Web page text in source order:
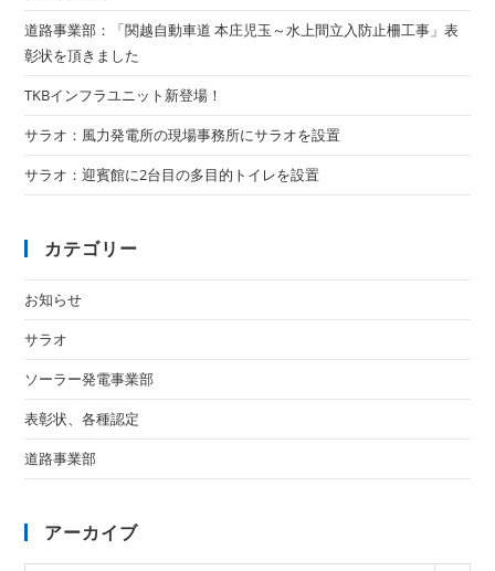
道路事業部：「関越自動車道 本庄児玉～水上間立入防止柵工事」表
彰状を頂きました
TKBインフラユニット新登場！
サラオ：風力発電所の現場事務所にサラオを設置
サラオ：迎賓館に2台目の多目的トイレを設置
カテゴリー
お知らせ
サラオ
ソーラー発電事業部
表彰状、各種認定
道路事業部
アーカイブ